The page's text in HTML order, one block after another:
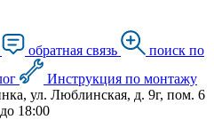
обратная связь
поиск по
Инструкция по монтажу
ул. Люблинская, д. 9г, пом. 6
18:00